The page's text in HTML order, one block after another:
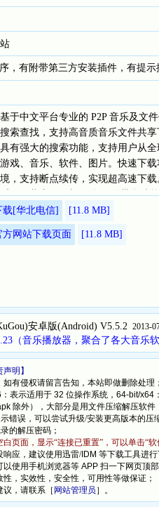
，有附带第三方安装插件，有提示
中文平台专业的 P2P 音乐及文件
索查找，支持高音质音乐文件共
有强大的搜索功能，支持用户从
戏、音乐、软件、图片。快速下
，支持断点续传，实现超高速下
，下载变得更加互动,还附带多功
、数据、音乐等等。为你建立一个
载[华北电信] [11.8 MB]
方网站下载页面 [11.8 MB]
安卓版(Android) V5.5.2 2013-
（音乐播放器，聚合了各大音乐软
声明】
有侵权请留言告知，本站即做删除处理；
：表示适用于 32 位操作系统， 64-bit/x64
除外），大部分是用文件压缩解压软件
错误，可以尝试升级/安装更高版本的压
的解压密码；
页面，显示“连接已重置”，可以单击“
响应，建议使用迅雷/IDM 等下载工具进行
以使用手机浏览器等 APP 扫一下网页顶
，实效性，安全性，可用性等做保证；
议，请联系［ 网站管理员 ］。